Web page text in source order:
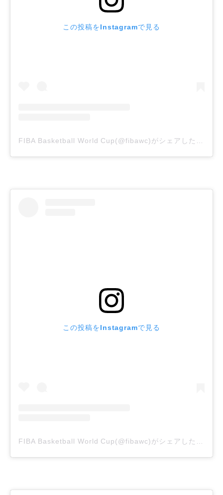
この投稿をInstagramで見る
FIBA Basketball World Cup(@fibawc)がシェアした投稿
この投稿をInstagramで見る
FIBA Basketball World Cup(@fibawc)がシェアした投稿